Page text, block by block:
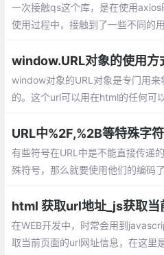
一次接触qs这个库，是在使用
使用过程中，接触到了一些不同的
window.URL对象的使用方
window对象的URL对象是专门用
的。这个url可以用在html的任何可
URL中%2F,%2B等特殊字符
有些符号在URL中是不能直接传递
殊符号，那么就要使用他们的编码
值。
在WEB开发中，时常会用到
取当前页面的url网址信息，在这里